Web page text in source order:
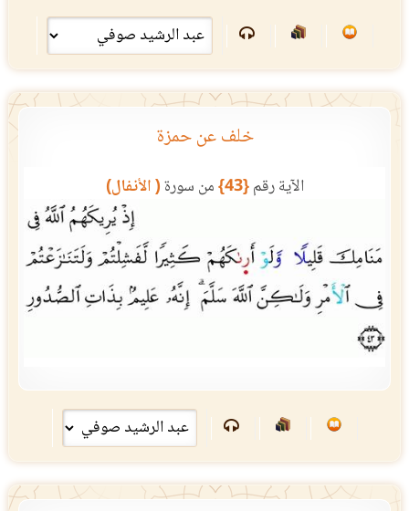
خلف عن حمزة
الآية رقم{43} من سورة( الأنفال)